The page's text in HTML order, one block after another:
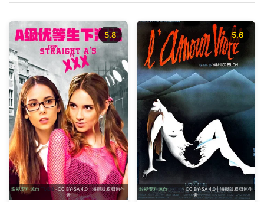
影视资料源自 TMDB· CC BY-SA 4.0 | 海报版权归原作
者
5.8
影视资料源自TMDB· CC BY-SA 4.0 | 海报版权归原作
者
5.6